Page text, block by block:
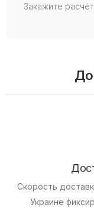
Закажите
Скорость
Украине